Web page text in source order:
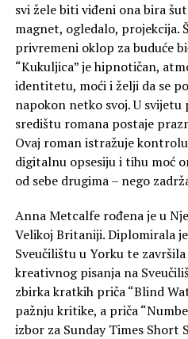
svi žele biti viđeni ona bira
magnet, ogledalo, projekcija.
privremeni oklop za buduće
“Kukuljica” je hipnotičan,
identitetu, moći i želji da se
napokon netko svoj. U svijetu
središtu romana postaje
Ovaj roman istražuje
digitalnu opsesiju i tihu moć
od sebe drugima – nego
Anna Metcalfe rođena je u
Velikoj Britaniji. Diplomirala
Sveučilištu u Yorku te
kreativnog pisanja na
zbirka kratkih priča “Blind
pažnju kritike, a priča
izbor za Sunday Times Short